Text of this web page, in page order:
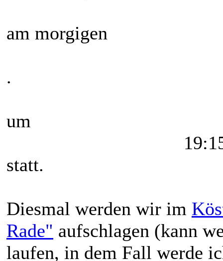
am morgigen
.
um
statt.
Diesmal werden wir im
Rade" aufschlagen (kann
laufen, in dem Fall werde